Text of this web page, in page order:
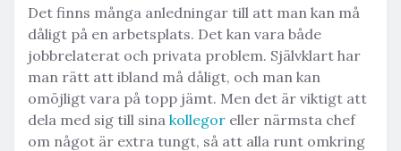
Det finns många anledningar till att man kan må
dåligt på en arbetsplats. Det kan vara både
jobbrelaterat och privata problem. Självklart har
man rätt att ibland må dåligt, och man kan
omöjligt vara på topp jämt. Men det är viktigt att
dela med sig till sina kollegor eller närmsta chef
om något är extra tungt, så att alla runt omkring